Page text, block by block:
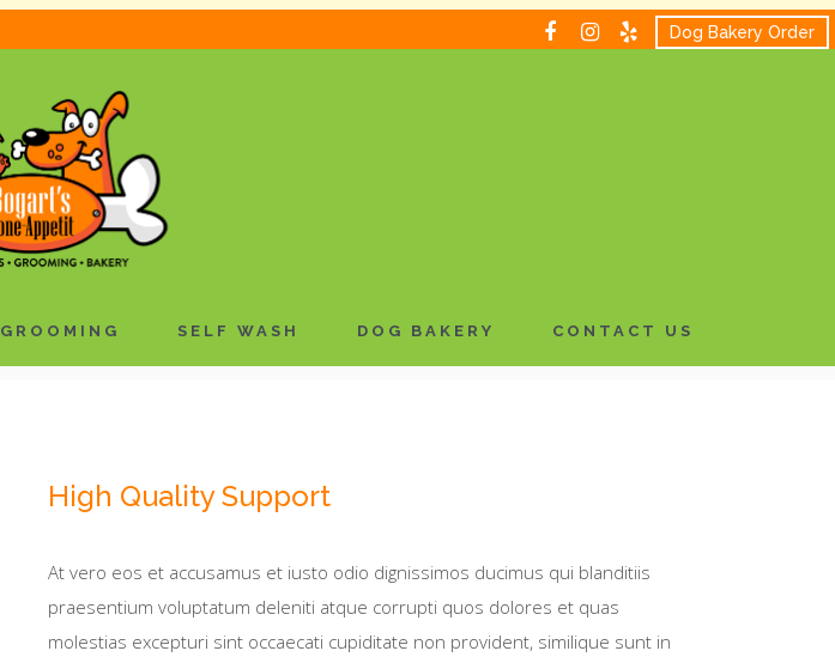
Dog Bakery Order
GROOMING SELF WASH DOG BAKERY CONTACT US
What We Do Best
Neque porro quisquam est, qui dolorem ipsum quia dolor sit amet,
consectetur, adipisci velit, sed quia non numquam eius modi tempora incidunt
ut labore et dolore magnam aliquam quaerat voluptatem.
High Quality Support
At vero eos et accusamus et iusto odio dignissimos ducimus qui blanditiis
praesentium voluptatum deleniti atque corrupti quos dolores et quas
molestias excepturi sint occaecati cupiditate non provident, similique sunt in